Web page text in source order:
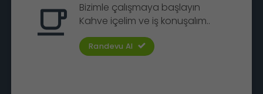
Bizimle çalışmaya başlayın
Kahve içelim ve iş konuşalım..
Randevu Al